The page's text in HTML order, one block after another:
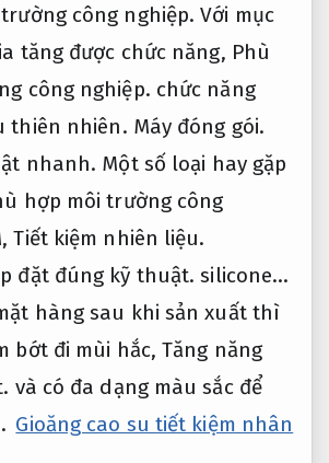
công nghiệp. Với mục
tăng được chức năng, Phù
công nghiệp. chức năng
thiên nhiên. Máy đóng gói.
nhanh. Một số loại hay gặp
hợp môi trường công
Tiết kiệm nhiên liệu.
đặt đúng kỹ thuật. silicone…
hàng sau khi sản xuất thì
bớt đi mùi hắc,Tăng năng
và có đa dạng màu sắc để
Gioăng cao su tiết kiệm nhân